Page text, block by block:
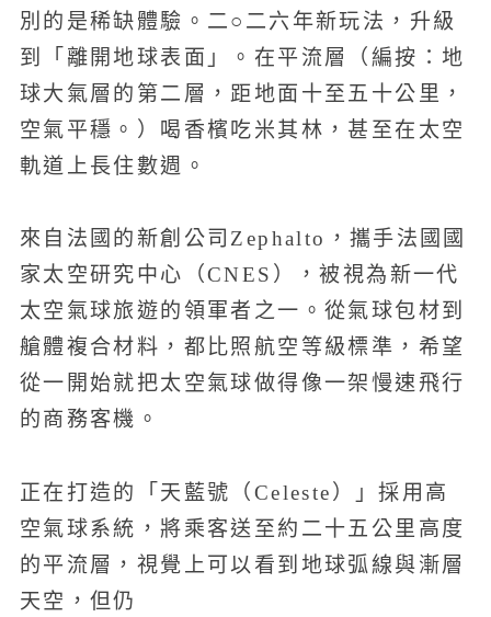
別的是稀缺體驗。二○二六年新玩法，升級
到「離開地球表面」。在平流層（編按：地
球大氣層的第二層，距地面十至五十公里，
空氣平穩。）喝香檳吃米其林，甚至在太空
軌道上長住數週。
來自法國的新創公司Zephalto，攜手法國國
家太空研究中心（CNES），被視為新一代
太空氣球旅遊的領軍者之一。從氣球包材到
艙體複合材料，都比照航空等級標準，希望
從一開始就把太空氣球做得像一架慢速飛行
的商務客機。
正在打造的「天藍號（Celeste）」採用高
空氣球系統，將乘客送至約二十五公里高度
的平流層，視覺上可以看到地球弧線與漸層
天空，但仍